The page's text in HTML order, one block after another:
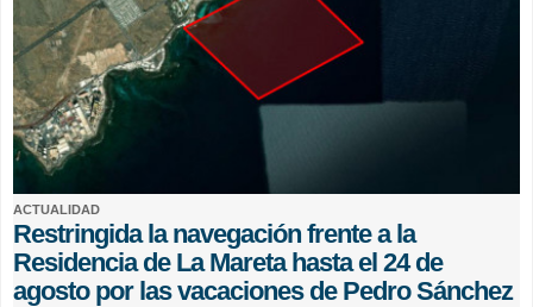
ACTUALIDAD
Restringida la navegación frente a la
Residencia de La Mareta hasta el 24 de
agosto por las vacaciones de Pedro Sánchez